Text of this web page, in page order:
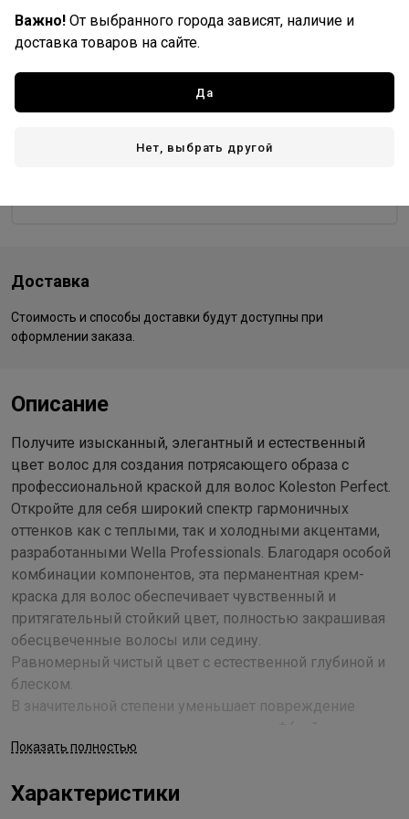
9/97 99/0 99/44
Wella Professionals
Германия - страна бренда
Доставка
Стоимость и способы доставки будут доступны при
оформлении заказа.
Описание
Получите изысканный, элегантный и естественный
цвет волос для создания потрясающего образа с
профессиональной краской для волос Koleston Perfect.
Откройте для себя широкий спектр гармоничных
оттенков как с теплыми, так и холодными акцентами,
разработанными Wella Professionals. Благодаря особой
комбинации компонентов, эта перманентная крем-
краска для волос обеспечивает чувственный и
притягательный стойкий цвет, полностью закрашивая
обесцвеченные волосы или седину.
Равномерный чистый цвет с естественной глубиной и
блеском.
В значительной степени уменьшает повреждение
частицы металлов, что снижает образование
формированием цвета).
Показать полностью
Характеристики
Важно! От выбранного города зависят, наличие и
доставка товаров на сайте.
Да
Нет, выбрать другой